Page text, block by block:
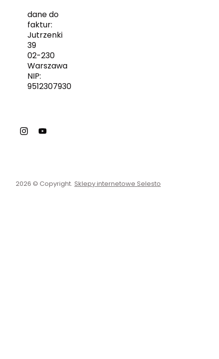
dane do
faktur:
Jutrzenki
39
02-230
Warszawa
NIP:
9512307930
2026 © Copyright. Sklepy internetowe Selesto